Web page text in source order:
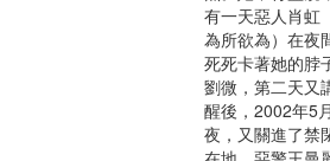
有一天惡人肖虹
為所欲為）在夜
死死卡著她的脖
劉微，第二天又
醒後，2002年5
夜，又關進了禁